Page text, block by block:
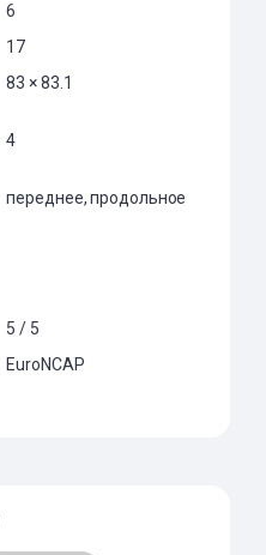
6
17
83 × 83.1
4
переднее, продольное
5 / 5
EuroNCAP